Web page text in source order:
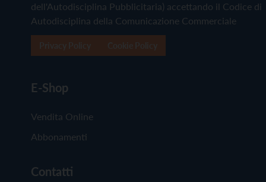
dell'Autodisciplina Pubblicitaria) accettando il Codice di
Autodisciplina della Comunicazione Commerciale
E-Shop
Vendita Online
Abbonamenti
Contatti